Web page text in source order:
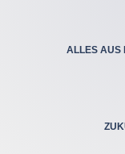
ALLES AUS